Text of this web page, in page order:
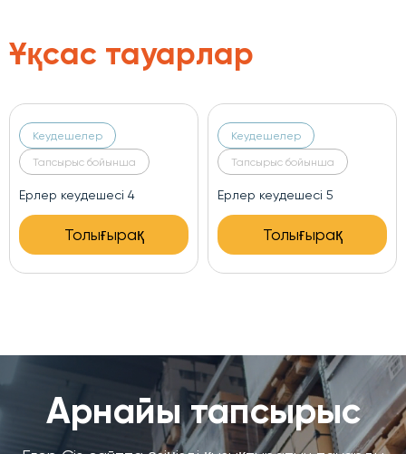
Ұқсас тауарлар
Кеудешелер
Тапсырыс бойынша
Ерлер кеудешесі 4
Толығырақ
Кеудешелер
Тапсырыс бойынша
Ерлер кеудешесі 5
Толығырақ
Арнайы тапсырыс